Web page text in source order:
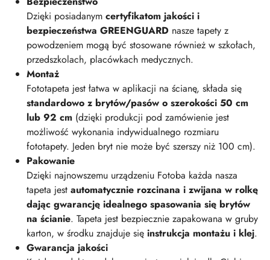
Dzięki posiadanym certyfikatom jakości i
bezpieczeństwa GREENGUARD nasze tapety z
powodzeniem mogą być stosowane również w szkołach,
przedszkolach, placówkach medycznych.
Montaż
Fototapeta jest łatwa w aplikacji na ścianę, składa się
standardowo z brytów/pasów o szerokości 50 cm
lub 92 cm (dzięki produkcji pod zamówienie jest
możliwość wykonania indywidualnego rozmiaru
fototapety. Jeden bryt nie może być szerszy niż 100 cm).
Pakowanie
Dzięki najnowszemu urządzeniu Fotoba każda nasza
tapeta jest automatycznie rozcinana i zwijana w rolkę
dając gwarancję idealnego spasowania się brytów
na ścianie. Tapeta jest bezpiecznie zapakowana w gruby
karton, w środku znajduje się instrukcja montażu i klej.
Gwarancja jakości